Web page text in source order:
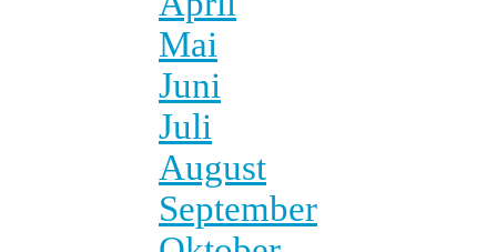
Mai
Juni
Juli
August
September